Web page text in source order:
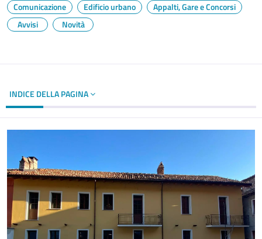
Comunicazione
Edificio urbano
Appalti, Gare e Concorsi
Avvisi
Novità
INDICE DELLA PAGINA